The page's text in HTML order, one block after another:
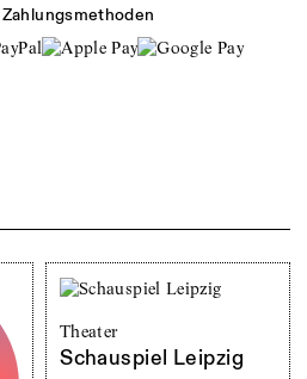
Theater
Schauspiel Leipzig